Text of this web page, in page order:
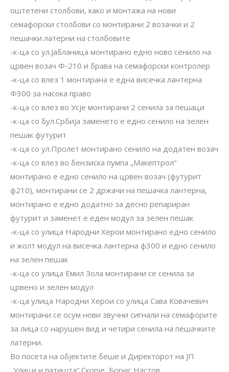
оштетени столбови, како и монтажа на нови
семафорски столбови со монтирани 2 возачки и 2
пешачки латерни на столбовите
-к-ца со ул.Јабланица монтирано едно ново сенило на
црвен возач Ф-210 и брава на семафорски контролер
-к-ца со влез 1 монтирана е една висечка лантерна
Ф300 за насока право
-к-ца со влез во Усје монтирани 2 сенила за пешаци
-к-ца со бул.Србија заменето е едно сенило на зелен
пешак футурит
-к-ца со ул.Пролет монтирано сенило на додатен возач
-к-ца со влез во бензиска пумпа „Макептрол“
монтирано е едно сенило на црвен возач (футурит
ф210), монтирани се 2 држачи на пешачка лантерна,
монтирано е едно додатно за десно репариран
футурит и заменет е еден модул за зелен пешак
-к-ца со улица Народни Херои монтирано едно сенило
и жолт модул на висечка лантерна ф300 и едно сенило
на зелен пешак
-к-ца со улица Емил Зола монтирани се сенила за
црвено и зелен модул
-к-ца улица Народни Херои со улица Сава Ковачевич
монтирани се осум нови звучни сигнали на семафорите
за лица со нарушен вид и четири сенила на пешачките
латерни.
Во посета на објектите беше и Директорот на ЈП
„Улици и патишта“ Скопје, Борис Настов.